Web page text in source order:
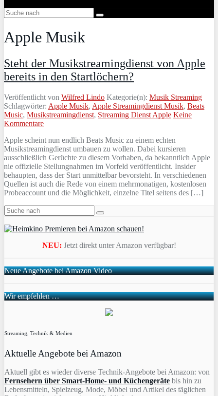
Apple Musik
Steht der Musikstreamingdienst von Apple
bereits in den Startlöchern?
Veröffentlicht von Wilfred Lindo Kategorie(n): Musik Streaming
Schlagwörter: Apple Musik, Apple Streamingdienst Musik, Beats
Music, Musikstreamingdienst, Streaming Dienst Apple Keine
Kommentare
Apple scheint nun endlich Beats Music zu einem echten
Musikstreamingdienst umbauen zu wollen. Dabei kursieren
ausschließlich Gerüchte zu diesem Vorhaben, da bekanntlich Apple
nie offizielle Stellungnahmen im Vorfeld veröffentlicht. Insider
behaupten, dass der Start unmittelbar bevorsteht. In verschiedenen
Quellen ist auch die Rede von einem mehrmonatigen, kostenlosen
Probeaccount und die Möglichkeit, einzelne Titel seitens des […]
NEU: Jetzt direkt unter Amazon verfügbar!
Neue Angebote bei Amazon Video
Wir empfehlen …
Streaming, Technik & Medien
Aktuelle Angebote bei Amazon
Aktuell gibt es wieder diverse Technik-Angebote bei Amazon: von
Fernsehern über Smart-Home- und Küchengeräte bis hin zu
Lebensmitteln, Spielzeug, Mode, Möbel und Artikel des täglichen